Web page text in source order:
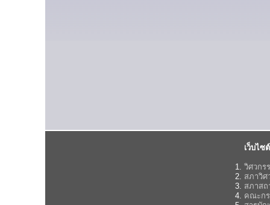
เว็บไซ
วิศวกร
สภาวิศ
สภาส
คณะก